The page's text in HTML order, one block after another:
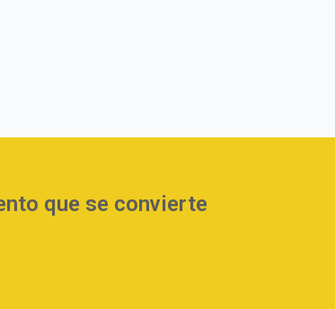
que se convierte